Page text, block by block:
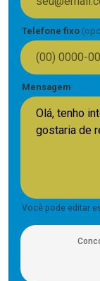
Telefone fixo
Mensagem
Você pode editar